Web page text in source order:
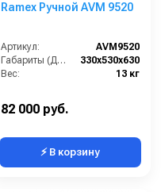
Ramex Ручной AVM 9520
Артикул:
AVM9520
Габариты (ДхШхВ):
330x530x630
Вес:
13 кг
82 000 руб.
⚡ В корзину